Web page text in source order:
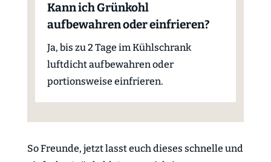
Kann ich Grünkohl
aufbewahren oder einfrieren?
Ja, bis zu 2 Tage im Kühlschrank
luftdicht aufbewahren oder
portionsweise einfrieren.
So Freunde, jetzt lasst euch dieses schnelle und